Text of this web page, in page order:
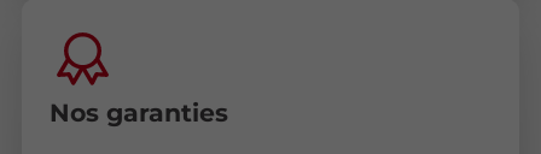
Nos garanties